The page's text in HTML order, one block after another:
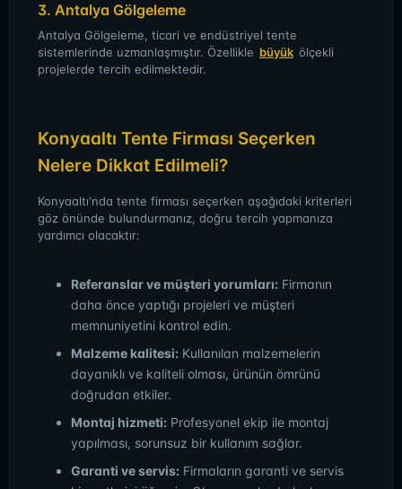
3. Antalya Gölgeleme
Antalya Gölgeleme, ticari ve endüstriyel tente
sistemlerinde uzmanlaşmıştır. Özellikle büyük ölçekli
projelerde tercih edilmektedir.
Konyaaltı Tente Firması Seçerken
Nelere Dikkat Edilmeli?
Konyaaltı'nda tente firması seçerken aşağıdaki kriterleri
göz önünde bulundurmanız, doğru tercih yapmanıza
yardımcı olacaktır:
Referanslar ve müşteri yorumları: Firmanın
daha önce yaptığı projeleri ve müşteri
memnuniyetini kontrol edin.
Malzeme kalitesi: Kullanılan malzemelerin
dayanıklı ve kaliteli olması, ürünün ömrünü
doğrudan etkiler.
Montaj hizmeti: Profesyonel ekip ile montaj
yapılması, sorunsuz bir kullanım sağlar.
Garanti ve servis: Firmaların garanti ve servis